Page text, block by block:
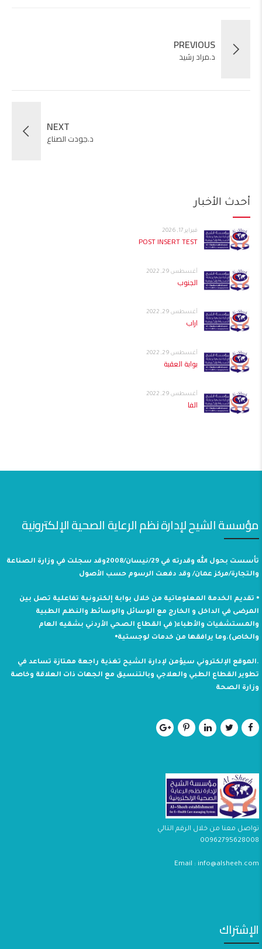
PREVIOUS
د.مراد رشيد
NEXT
د.جودت الصناع
أحدث الأخبار
فبراير 17, 2026
POST INSERT TEST
أغسطس 29, 2022
الجنوب
أغسطس 29, 2022
اراب
أغسطس 29, 2022
بوابة العقبة
أغسطس 29, 2022
الفا
مؤسسة الشيح لإدارة نظم الرعاية الصحية الإلكترونية
تأسست بحول الله وقدرته في 29/نيسان/2008وقد سجلت في وزارة الصناعة
والتجارة/مركز عمان/ وقد دفعت الرسوم حسب الأصول
⦁ تقديم الخدمة المعلوماتية من خلال بوابة إلكترونية تفاعلية تصل بين
المرضى في الداخل و الخارج مع الوسائل والوسائط والنظم الطبية
والمستشفيات والأطباء( في القطاع الصحي الأردني بشقيه العام
والخاص).وما يرافقها من خدمات لوجستية⦁
.الموقع الإلكتروني سيؤمن لإدارة الشيح تغذية راجعة ممتازة تساعد في
تطوير القطاع الطبي والعلاجي وبالتنسيق مع الجهات ذات العلاقة وخاصة
وزارة الصحة
تواصل معنا من خلال الرقم التالي
00962795628008
Email : info@alsheeh.com
الإشتراك